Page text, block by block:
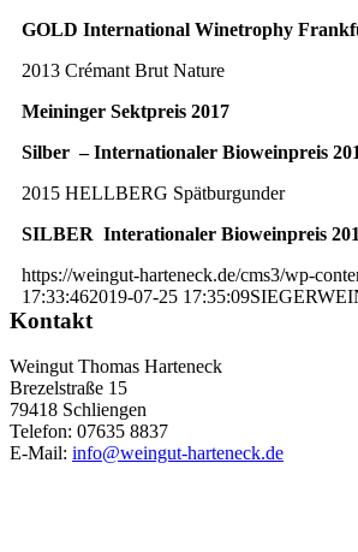
GOLD International Winetrophy
2013 Crémant Brut Nature
Meininger Sektpreis 2017
Silber – Internationaler Bioweinpreis
2015 HELLBERG Spätburgunder
SILBER Interationaler Bioweinpreis
https://weingut-harteneck.de/cms3/wp-
17:33:462019-07-25 17:35:09
Kontakt
Weingut Thomas Harteneck
Brezelstraße 15
79418 Schliengen
Telefon: 07635 8837
E-Mail: info@weingut-harteneck.de